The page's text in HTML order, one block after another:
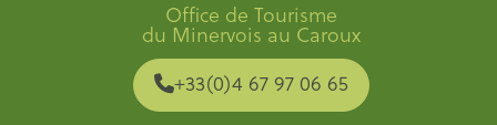
Office de Tourisme
du Minervois au Caroux
+33(0)4 67 97 06 65